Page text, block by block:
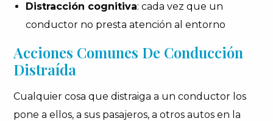
Distracción cognitiva: cada vez que un
conductor no presta atención al entorno
Acciones Comunes De Conducción
Distraída
Cualquier cosa que distraiga a un conductor los
pone a ellos, a sus pasajeros, a otros autos en la